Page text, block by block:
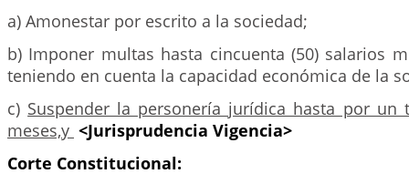
a) Amonestar por escrito a la sociedad;
b) Imponer multas hasta cincuenta (50) salarios
teniendo en cuenta la capacidad económica de la
c) Suspender la personería jurídica hasta por un
meses,y <Jurisprudencia Vigencia>
Corte Constitucional: